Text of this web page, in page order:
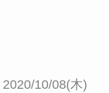
2020/10/08(木)